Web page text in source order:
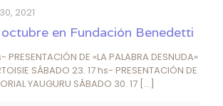
2021
en Fundación Benedetti
PRESENTACIÓN DE «LA PALABRA DESNUDA»
SÁBADO 23. 17 hs- PRESENTACIÓN DE
YAUGURU SÁBADO 30. 17 […]